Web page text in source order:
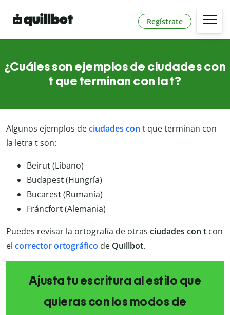
Regístrate
¿Cuáles son ejemplos de ciudades con
t que terminan con la t?
Algunos ejemplos deciudades con t que terminan con
la letra t son:
Beirut(Líbano)
Budapest(Hungría)
Bucarest(Rumanía)
Fráncfort(Alemania)
Puedes revisar la ortografía de otras ciudades con t con
el corrector ortográfico de Quillbot.
Ajusta tu escritura al estilo que
quieras con los modos de